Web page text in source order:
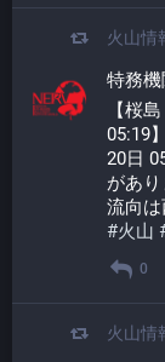
火山情
特務機
【桜
05:19】
20日
があ
流向は
#火山
0
火山情